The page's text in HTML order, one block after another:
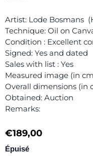
Artist: Lode Bosmans
Technique: Oil on
Condition : Excellent
Signed: Yes and dated
Sales with list : Yes
Measured image (in
Overall dimensions (in
Obtained: Auction
Remarks:
€189,00
Épuisé